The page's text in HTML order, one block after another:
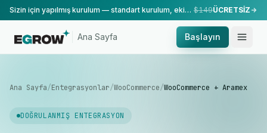
Sizin için yapılmış kurulum — standart kurulum, ekibimiz tarafından yapılır. $149ÜCRETSİZ
Ana Sayfa Başlayın
Ana Sayfa/Entegrasyonlar/WooCommerce/WooCommerce + Aramex
DOĞRULANMIŞ ENTEGRASYON